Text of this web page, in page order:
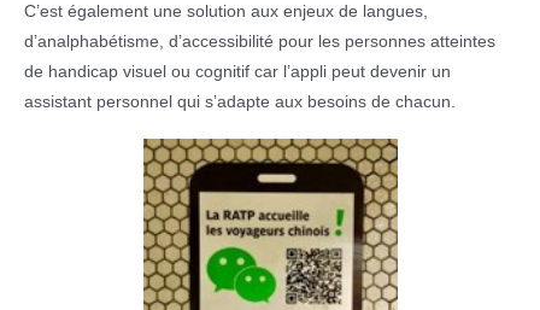
C’est également une solution aux enjeux de langues,
d’analphabétisme, d’accessibilité pour les personnes atteintes
de handicap visuel ou cognitif car l’appli peut devenir un
assistant personnel qui s’adapte aux besoins de chacun.